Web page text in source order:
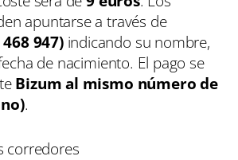
apuntarse a través de
947)indicando su nombre,
de nacimiento. El pago se
Bizum al mismo número de
.
corredores